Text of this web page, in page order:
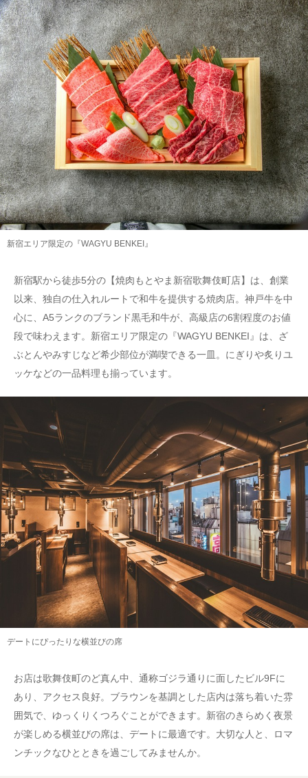
新宿エリア限定の『WAGYU BENKEI』
新宿駅から徒歩5分の【焼肉もとやま新宿歌舞伎町店】は、創業
以来、独自の仕入れルートで和牛を提供する焼肉店。神戸牛を中
心に、A5ランクのブランド黒毛和牛が、高級店の6割程度のお値
段で味わえます。新宿エリア限定の『WAGYU BENKEI』は、ざ
ぶとんやみすじなど希少部位が満喫できる一皿。にぎりや炙りユ
ッケなどの一品料理も揃っています。
デートにぴったりな横並びの席
お店は歌舞伎町のど真ん中、通称ゴジラ通りに面したビル9Fに
あり、アクセス良好。ブラウンを基調とした店内は落ち着いた雰
囲気で、ゆっくりくつろぐことができます。新宿のきらめく夜景
が楽しめる横並びの席は、デートに最適です。大切な人と、ロマ
ンチックなひとときを過ごしてみませんか。